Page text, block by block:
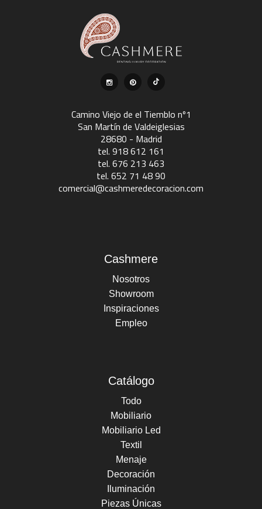
Camino Viejo de el Tiemblo nº1
San Martín de Valdeiglesias
28680 - Madrid
tel. 918 612 161
tel. 676 213 463
tel. 652 71 48 90
comercial@cashmeredecoracion.com
Cashmere
Nosotros
Showroom
Inspiraciones
Empleo
Catálogo
Todo
Mobiliario
Mobiliario Led
Textil
Menaje
Decoración
Iluminación
Piezas Únicas